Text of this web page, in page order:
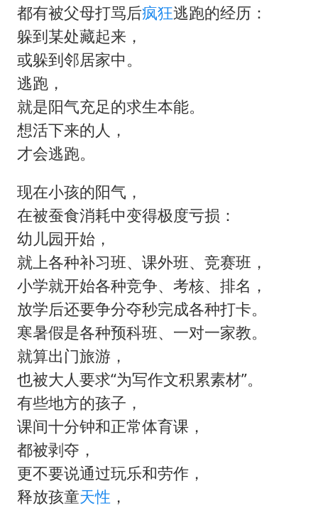
都有被父母打骂后疯狂逃跑的经历：
躲到某处藏起来，
或躲到邻居家中。
逃跑，
就是阳气充足的求生本能。
想活下来的人，
才会逃跑。
现在小孩的阳气，
在被蚕食消耗中变得极度亏损：
幼儿园开始，
就上各种补习班、课外班、竞赛班，
小学就开始各种竞争、考核、排名，
放学后还要争分夺秒完成各种打卡。
寒暑假是各种预科班、一对一家教。
就算出门旅游，
也被大人要求“为写作文积累素材”。
有些地方的孩子，
课间十分钟和正常体育课，
都被剥夺，
更不要说通过玩乐和劳作，
释放孩童天性 ，